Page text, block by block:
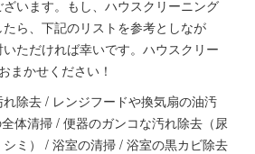
います。もし、ハウスクリーニング
ら、下記のリストを参考としなが
ただければ幸いです。ハウスクリー
まかせください！
除去 / レンジフードや換気扇の油汚
体清掃 / 便器のガンコな汚れ除去（尿
ミ） / 浴室の清掃 / 浴室の黒カビ除去